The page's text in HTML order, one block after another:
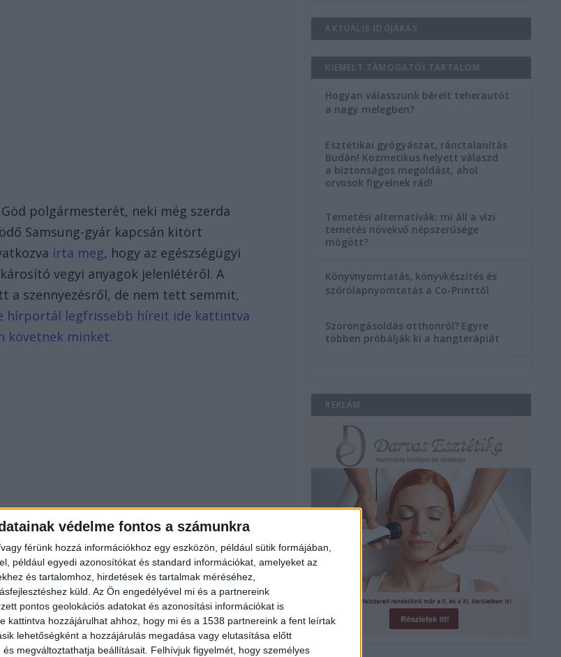
védelme fontos a számunkra
férünk hozzá információkhoz egy eszközön, például sütik formájában,
például egyedi azonosítókat és standard információkat, amelyeket az
és tartalomhoz, hirdetések és tartalmak méréséhez,
küld. Az Ön engedélyével mi és a partnereink
pontos geolokációs adatokat és azonosítási információkat is
kattintva hozzájárulhat ahhoz, hogy mi és a 1538 partnereink a fent leírtak
lehetőségként a hozzájárulás megadása vagy elutasítása előtt
megváltoztathatja beállításait. Felhívjuk figyelmét, hogy személyes
polgármesterét, neki még szerda
Samsung-gyár kapcsán kitört
írta meg, hogy az egészségügyi
vegyi anyagok jelenlétéről. A
szennyezésről, de nem tett semmit,
hírportál legfrissebb híreit ide kattintva
követnek minket.
a gödi Samsung-gyárba
támogatást kapott a Fidesz-
adó nélkül – Göd 250 évnyi
AKTUÁLIS IDŐJÁRÁS
KIEMELT TÁMOGATÓI TARTALOM
Hogyan válasszunk bérelt teherautót
a nagy melegben?
Esztétikai gyógyászat, ránctalanítás
Budán! Kozmetikus helyett válaszd
a biztonságos megoldást, ahol
orvosok figyelnek rád!
Temetési alternatívák: mi áll a vízi
temetés növekvő népszerűsége
mögött?
Könyvnyomtatás, könyvkészítés és
szórólapnyomtatás a Co-Printtől
Szorongásoldás otthonról? Egyre
többen próbálják ki a hangterápiát
REKLÁM